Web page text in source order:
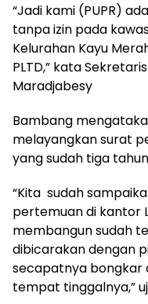
“Jadi kami (PUPR)
tanpa izin pada
Kelurahan Kayu
PLTD,” kata
Maradjabesy
Bambang
melayangkan surat
yang sudah tiga
“Kita sudah
pertemuan di kantor
membangun sudah
dibicarakan dengan
secapatnya bongkar
tempat tinggalnya,”